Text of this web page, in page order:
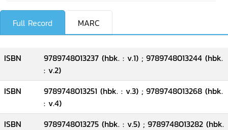
Full Record MARC
ISBN
9789748013237 (hbk. : v.1) ; 9789748013244 (hbk.
: v.2)
ISBN
9789748013251 (hbk. : v.3) ; 9789748013268 (hbk.
: v.4)
ISBN
9789748013275 (hbk. : v.5) ; 9789748013282 (hbk.